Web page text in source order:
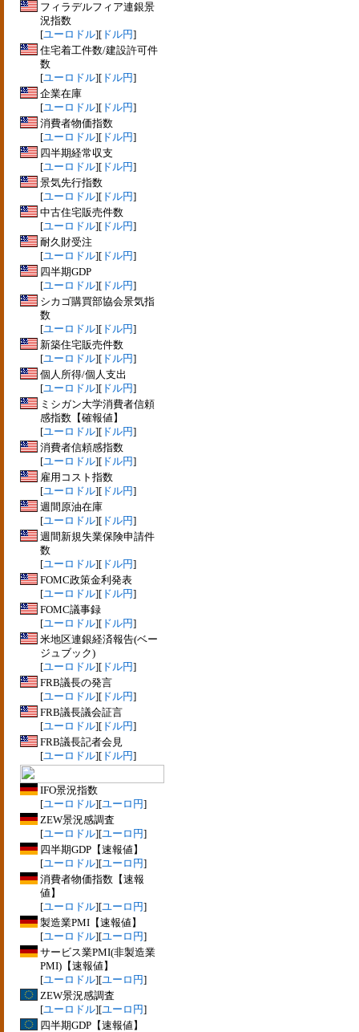
フィラデルフィア連銀景
況指数
[ユーロドル][ ドル円]
住宅着工件数/建設許可件
数
[ユーロドル][ ドル円]
企業在庫
[ユーロドル][ ドル円]
消費者物価指数
[ユーロドル][ ドル円]
四半期経常収支
[ユーロドル][ ドル円]
景気先行指数
[ユーロドル][ ドル円]
中古住宅販売件数
[ユーロドル][ ドル円]
耐久財受注
[ユーロドル][ ドル円]
四半期GDP
[ユーロドル][ ドル円]
シカゴ購買部協会景気指
数
[ユーロドル][ ドル円]
新築住宅販売件数
[ユーロドル][ ドル円]
個人所得/個人支出
[ユーロドル][ ドル円]
ミシガン大学消費者信頼
感指数【確報値】
[ユーロドル][ ドル円]
消費者信頼感指数
[ユーロドル][ ドル円]
雇用コスト指数
[ユーロドル][ ドル円]
週間原油在庫
[ユーロドル][ ドル円]
週間新規失業保険申請件
数
[ユーロドル][ ドル円]
FOMC政策金利発表
[ユーロドル][ ドル円]
FOMC議事録
[ユーロドル][ ドル円]
米地区連銀経済報告(ベー
ジュブック)
[ユーロドル][ ドル円]
FRB議長の発言
[ユーロドル][ ドル円]
FRB議長議会証言
[ユーロドル][ ドル円]
FRB議長記者会見
[ユーロドル][ ドル円]
IFO景況指数
[ユーロドル][ユーロ円]
ZEW景況感調査
[ユーロドル][ユーロ円]
四半期GDP【速報値】
[ユーロドル][ユーロ円]
消費者物価指数【速報
値】
[ユーロドル][ユーロ円]
製造業PMI【速報値】
[ユーロドル][ユーロ円]
サービス業PMI(非製造業
PMI)【速報値】
[ユーロドル][ユーロ円]
ZEW景況感調査
[ユーロドル][ユーロ円]
四半期GDP【速報値】